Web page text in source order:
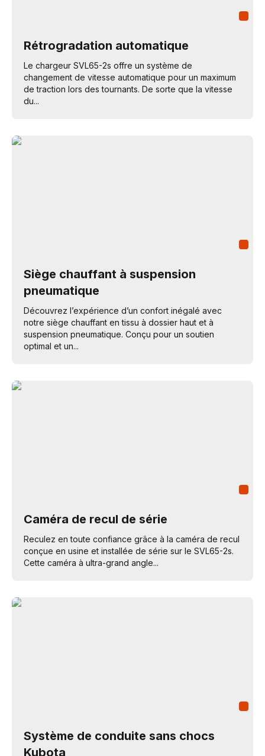
Rétrogradation automatique
Le chargeur SVL65-2s offre un système de
changement de vitesse automatique pour un maximum
de traction lors des tournants. De sorte que la vitesse
du...
Siège chauffant à suspension
pneumatique
Découvrez l’expérience d’un confort inégalé avec
notre siège chauffant en tissu à dossier haut et à
suspension pneumatique. Conçu pour un soutien
optimal et un...
Caméra de recul de série
Reculez en toute confiance grâce à la caméra de recul
conçue en usine et installée de série sur le SVL65-2s.
Cette caméra à ultra-grand angle...
Système de conduite sans chocs
Kubota